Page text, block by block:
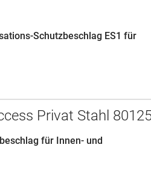
Schutzbeschlag ES1 für
Privat Stahl
für Innen- und